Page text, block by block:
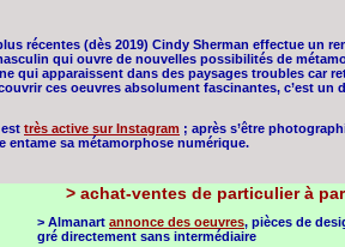
récentes (dès 2019) Cindy Sherman effectue un
qui ouvre de nouvelles possibilités de
qui apparaissent dans des paysages troubles car
ces oeuvres absolument fascinantes, c’est un
très active sur Instagram ; après s’être
entame sa métamorphose numérique.
> achat-ventes de particulier à
> Almanart annonce des oeuvres, pièces de
gré directement sans intermédiaire